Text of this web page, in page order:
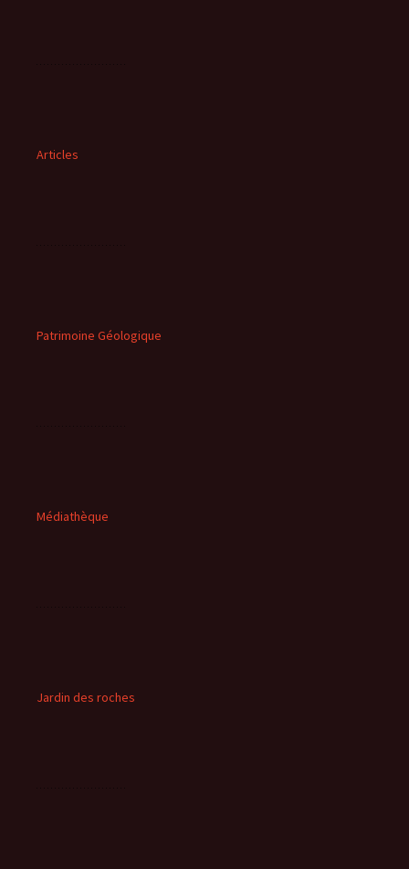
Articles
Patrimoine Géologique
Médiathèque
Jardin des roches